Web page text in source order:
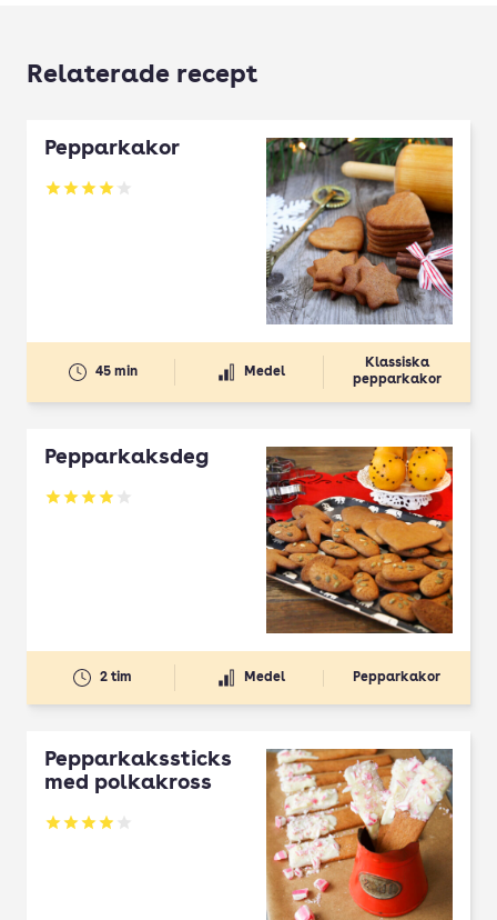
Relaterade recept
Pepparkakor
Betyg: 4.04 av 5
45 min Medel
Klassiska
pepparkakor
Pepparkaksdeg
Betyg: 3.96 av 5
2 tim Medel Pepparkakor
Pepparkakssticks
med polkakross
Betyg: 3.93 av 5